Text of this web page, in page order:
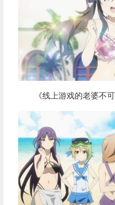
《线上游戏的老婆不